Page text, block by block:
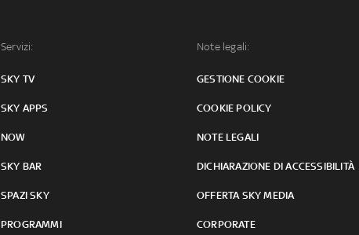
Servizi:
SKY TV
SKY APPS
NOW
SKY BAR
SPAZI SKY
PROGRAMMI
Note legali:
GESTIONE COOKIE
COOKIE POLICY
NOTE LEGALI
DICHIARAZIONE DI ACCESSIBILITÀ
OFFERTA SKY MEDIA
CORPORATE